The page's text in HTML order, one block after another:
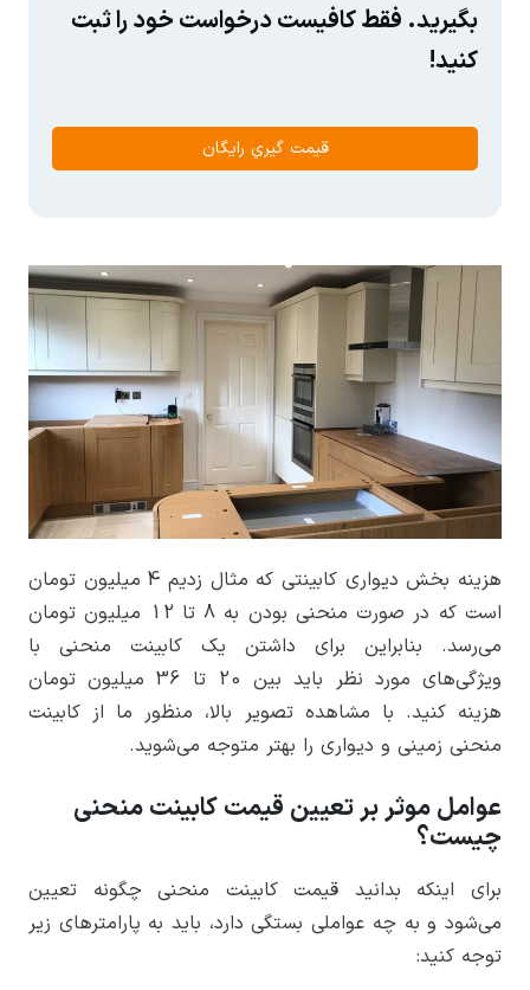
بگیرید. فقط کافیست درخواست خود را ثبت
کنید!
قیمت گیریِ رایگان
هزینه بخش دیواری کابینتی که مثال زدیم 4 میلیون تومان
است که در صورت منحنی بودن به 8 تا 12 میلیون تومان
می‌رسد. بنابراین برای داشتن یک کابینت منحنی با
ویژگی‌های مورد نظر باید بین 20 تا 36 میلیون تومان
هزینه کنید. با مشاهده تصویر بالا، منظور ما از کابینت
منحنی زمینی و دیواری را بهتر متوجه می‌شوید.
عوامل موثر بر تعیین قیمت کابینت منحنی
چیست؟
برای اینکه بدانید قیمت کابینت منحنی چگونه تعیین
می‌شود و به چه عواملی بستگی دارد، باید به پارامترهای زیر
توجه کنید: